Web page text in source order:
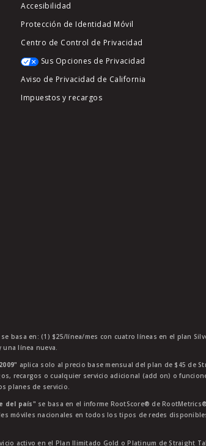
Accesibilidad
Protección de Identidad Móvil
Centro de Control de Privacidad
Sus Opciones de Privacidad
Aviso de Privacidad de California
Impuestos y recargos
se basa en: (1) $25/línea/mes con cuatro líneas en el plan
línea nueva.
aplica solo al precio base mensual del plan de $45 de
recargos o cualquier servicio adicional (add on) o
planes de servicio.
del país" se basa en el informe RootScore® de
móviles nacionales en todos los tipos de redes
activo en el Plan Ilimitado Gold o Platinum de Straight